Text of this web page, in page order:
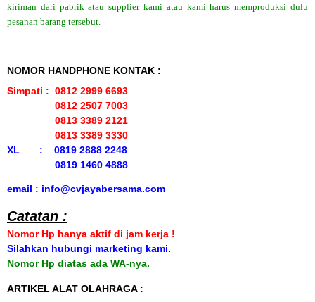
kiriman dari pabrik atau supplier kami atau kami harus memproduksi dulu
pesanan barang tersebut.
NOMOR HANDPHONE KONTAK :
Simpati : 0812 2999 6693
0812 2507 7003
0813 3389 2121
0813 3389 3330
XL : 0819 2888 2248
0819 1460 4888
email : info@cvjayabersama.com
Catatan :
Nomor Hp hanya aktif di jam kerja !
Silahkan hubungi marketing kami.
Nomor Hp diatas ada WA-nya.
ARTIKEL ALAT OLAHRAGA :